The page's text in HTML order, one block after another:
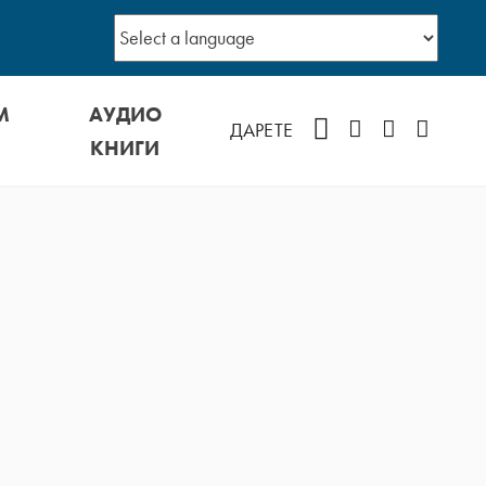
АУДИО
КНИГИ
ДАРЕТЕ FacebookInstagramYouTube